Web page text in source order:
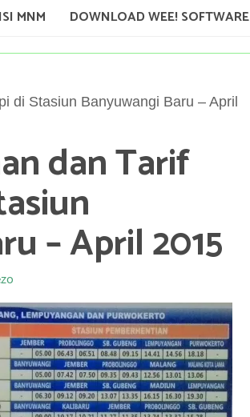
MNM DOWNLOAD WEE! SOFTWARE
di Stasiun Banyuwangi Baru – April
dan Tarif
– April 2015